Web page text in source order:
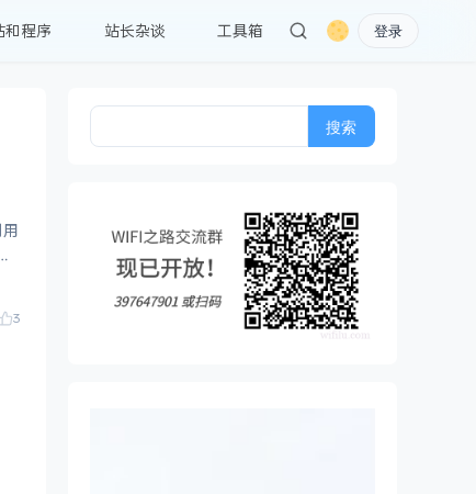
和程序 站长杂谈 工具箱 登录
3